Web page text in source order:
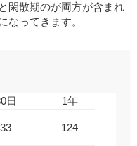
閑散期のが両方が含まれ
なってきます。
日 1年
124